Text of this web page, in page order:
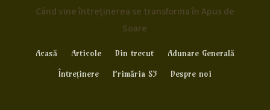
Când vine întreținerea se transforma în Apus de
Soare
Acasă Articole Din trecut
Adunare Generală
Întreținere
Primăria S3 Despre noi